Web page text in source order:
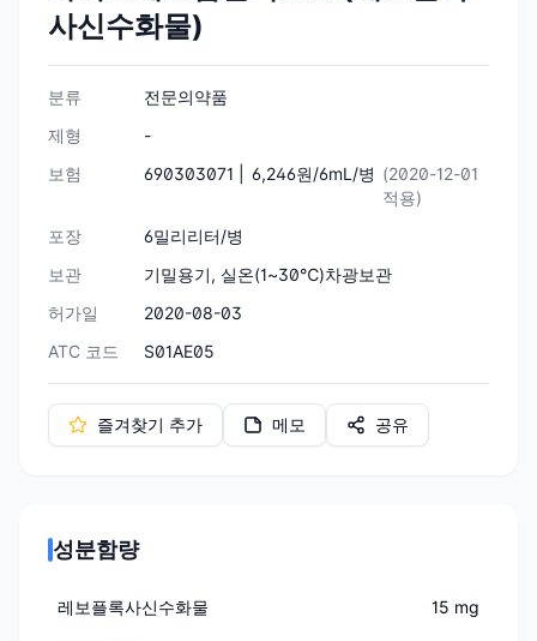
사신수화물)
분류
전문의약품
제형
-
보험
690303071 | 6,246원/6mL/병 (2020-12-01
적용)
포장
6밀리리터/병
보관
기밀용기, 실온(1~30℃)차광보관
허가일
2020-08-03
ATC 코드
S01AE05
즐겨찾기 추가 메모 공유
성분함량
레보플록사신수화물 15 mg